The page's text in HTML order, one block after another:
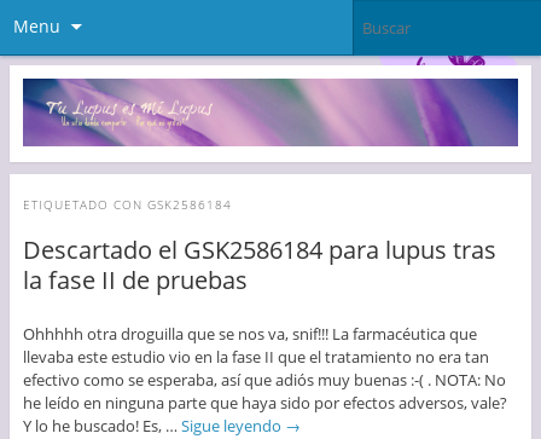
Menu
ETIQUETADO CON GSK2586184
Descartado el GSK2586184 para lupus tras
la fase II de pruebas
Ohhhhh otra droguilla que se nos va, snif!!! La farmacéutica que
llevaba este estudio vio en la fase II que el tratamiento no era tan
efectivo como se esperaba, así que adiós muy buenas :-( . NOTA: No
he leído en ninguna parte que haya sido por efectos adversos, vale?
Y lo he buscado! Es, … Sigue leyendo →